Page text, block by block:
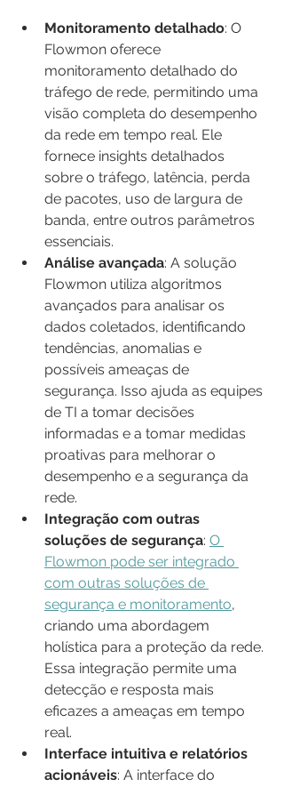
Monitoramento detalhado: O
Flowmon oferece
monitoramento detalhado do
tráfego de rede, permitindo uma
visão completa do desempenho
da rede em tempo real. Ele
fornece insights detalhados
sobre o tráfego, latência, perda
de pacotes, uso de largura de
banda, entre outros parâmetros
essenciais.
Análise avançada: A solução
Flowmon utiliza algoritmos
avançados para analisar os
dados coletados, identificando
tendências, anomalias e
possíveis ameaças de
segurança. Isso ajuda as equipes
de TI a tomar decisões
informadas e a tomar medidas
proativas para melhorar o
desempenho e a segurança da
rede.
Integração com outras
soluções de segurança: O
Flowmon pode ser integrado
com outras soluções de
segurança e monitoramento,
criando uma abordagem
holística para a proteção da rede.
Essa integração permite uma
detecção e resposta mais
eficazes a ameaças em tempo
real.
Interface intuitiva e relatórios
acionáveis: A interface do